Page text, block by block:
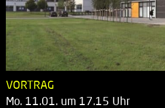
VORTRAG
Mo. 11.01. um 17.15 Uhr